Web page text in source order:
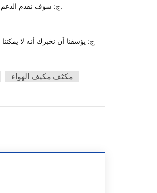
ج: سوف نقدم الدعم الفني مثل دليل التشغيل وتشغيل مقاطع الفيديو لدعم أو توفير مواد تدريبية للمنتجات التفصيلية التي تهتم بها.
ج: يؤسفنا أن نخبرك أنه لا
مكثف مكيف الهواء